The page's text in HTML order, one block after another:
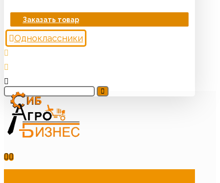
Заказать товар
Одноклассники